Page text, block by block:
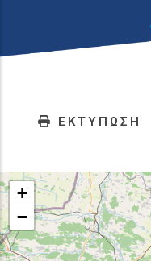
ΕΚΤΥΠΩΣΗ
+
−